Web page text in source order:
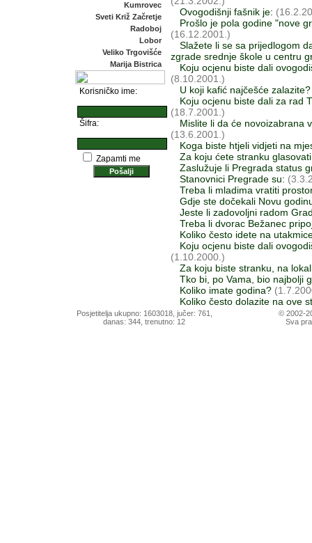
Kumrovec
Sveti Križ Začretje
Radoboj
Lobor
Veliko Trgovišće
Marija Bistrica
Korisničko ime:
Šifra:
Zapamti me
Ovogodišnji fašnik je:
Prošlo je pola godine "nove
(16.12.2001.)
Slažete li se sa prijedlogom
zgrade srednje škole u centru
Koju ocjenu biste dali
(8.10.2001.)
U koji kafić najčešće zalazite?
Koju ocjenu biste dali za rad
(18.7.2001.)
Mislite li da će novoizabrana
(13.6.2001.)
Koga biste htjeli vidjeti na
Za koju ćete stranku
Zaslužuje li Pregrada status
Stanovnici Pregrade su:
Treba li mladima vratiti
Gdje ste dočekali Novu
Jeste li zadovoljni radom
Treba li dvorac Bežanec
Koliko često idete na
Koju ocjenu biste dali
(1.10.2000.)
Za koju biste stranku, na
Tko bi, po Vama, bio najbolji
Koliko imate godina?
Koliko često dolazite na ove
Posjetitelja ukupno: 1603018, jučer: 761,
danas: 344, trenutno: 12
© 2002-
Sva